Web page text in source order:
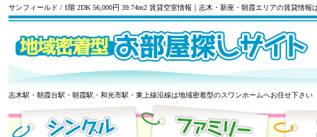
サンフィールド / 1階 2DK 56,000円 39.74m2 賃貸空室情報｜志木・新座・朝霞エリアの賃貸情報
志木駅・朝霞台駅・朝霞駅・和光市駅・東上線沿線は地域密着型のスワンホームへお任せ下さい